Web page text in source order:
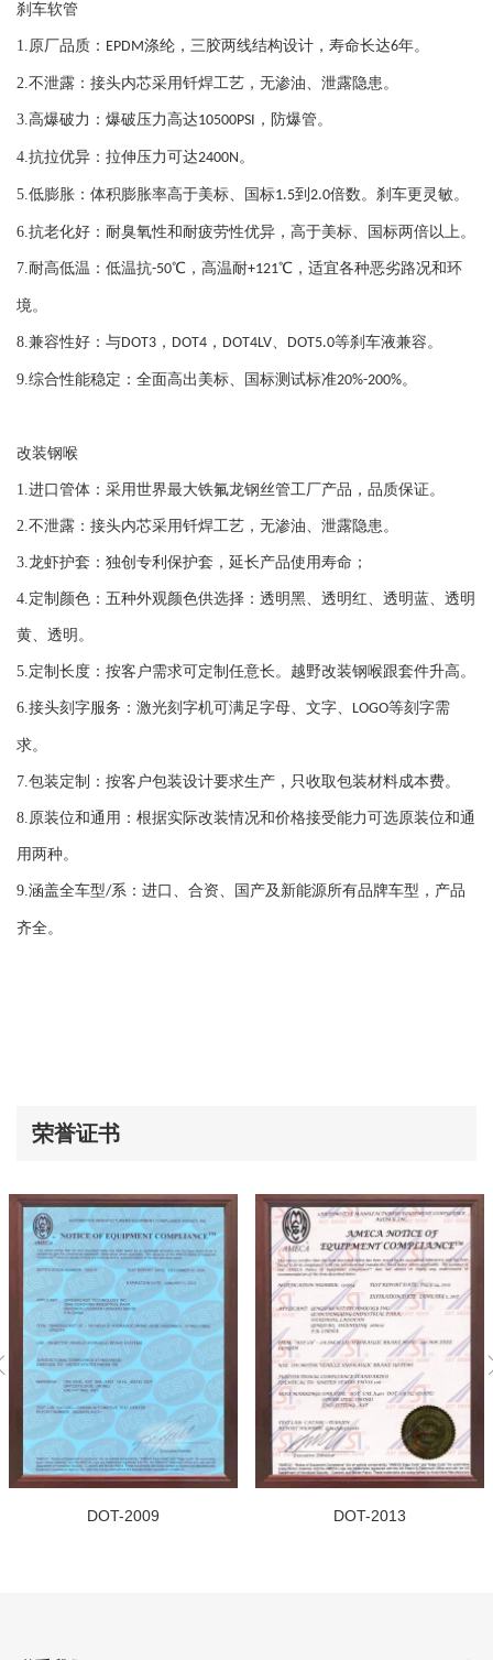
宝马 X4 30DX F26
宝马 X4 35DX F26
宝马 X4 35IX F26
宝马 X5 25D F15
宝马 X5 M F85
宝马 X5 3.0D E70
宝马 X5 3.0D M57N E53
宝马 X5 3.5D E70
宝马 X5 4.4I M62 E53
宝马 X5 4.4I N62 E53
宝马 X5 4.6IS E53
宝马 X5 25D N47S1 F15
宝马 X5 25DX B47 F15
宝马 X5 25DX F15
宝马 X5 35DX E70,F15
宝马 X5 35I F15
宝马 X5 35IX E70,F15
宝马 X5 35IX F15
宝马 X6 HYBRID E72
宝马 X6 M E71
宝马 X6 M F86
宝马 X6 28IX F16
宝马 X6 30DX F16
宝马 X6 30DX M57N2 E71
宝马 X6 30DX N57 E71
宝马 X6 35DX E71
宝马 X6 35I F16
宝马 X6 35IX F16
宝马 X6 35IX N54 E71
宝马 X6 40DX E71,F16
刹车软管
1.原厂品质： EPDM涤纶，三胶两线结构设计，寿命长达6年。
2.不泄露：接头内芯采用钎焊工艺， 无渗油、泄露隐患。
3.高爆破力：爆破压力高达10500PSI ，防爆管。
4.抗拉优异：拉伸压力可达2400N。
5.低膨胀：体积膨胀率高于美标、国标1.5到 2.0倍数。刹车更灵敏。
6.抗老化好：耐臭氧性和耐疲劳性优异，高于美标、国标两倍以上。
7.耐高低温：低温抗-50℃，高温耐+121℃，适宜各种恶劣路况和环
境。
8.兼容性好：与DOT3 ， DOT4 ， DOT4LV、 DOT5.0等刹车液兼容。
9.综合性能稳定：全面高出美标、国标测试标准20%-200%。
改装钢喉
1.进口管体：采用世界最大铁氟龙钢丝管工厂产品，品质保证。
2.不泄露：接头内芯采用钎焊工艺，无渗油、泄露隐患。
3.龙虾护套：独创专利保护套，延长产品使用寿命；
4.定制颜色：五种外观颜色供选择：透明黑、透明红、透明蓝、透明
黄、透明。
5.定制长度：按客户需求可定制任意长。越野改装钢喉跟套件升高。
6.接头刻字服务：激光刻字机可满足字母、文字、 LOGO等刻字需
求。
7.包装定制：按客户包装设计要求生产，只收取包装材料成本费。
8.原装位和通用：根据实际改装情况和价格接受能力可选原装位和通
用两种。
9.涵盖全车型/系：进口、合资、国产及新能源所有品牌车型，产品
齐全。
荣誉证书
DOT-2009 DOT-2013